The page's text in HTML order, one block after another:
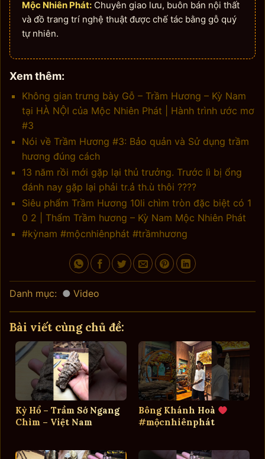
Mộc Nhiên Phát: Chuyên giao lưu, buôn bán nội thất
và đồ trang trí nghệ thuật được chế tác bằng gỗ quý
tự nhiên.
Xem thêm:
Không gian trưng bày Gỗ – Trầm Hương – Kỳ Nam
tại HÀ NỘI của Mộc Nhiên Phát | Hành trình ước mơ
#3
Nói về Trầm Hương #3: Bảo quản và Sử dụng trầm
hương đúng cách
13 năm rồi mới gặp lại thủ trưởng. Trước lì bị ổng
đánh nay gặp lại phải tr.ả th.ù thôi ????
Siêu phẩm Trầm Hương 10li chìm tròn đặc biệt có 1
0 2 | Thẩm Trầm hương – Kỳ Nam Mộc Nhiên Phát
#kỳnam #mộcnhiênphát #trầmhương
Danh mục: Video
Bài viết cùng chủ đề:
Kỳ Hổ – Trầm Sớ Ngang
Chìm – Việt Nam
Bông Khánh Hoà
#mộcnhiênphát